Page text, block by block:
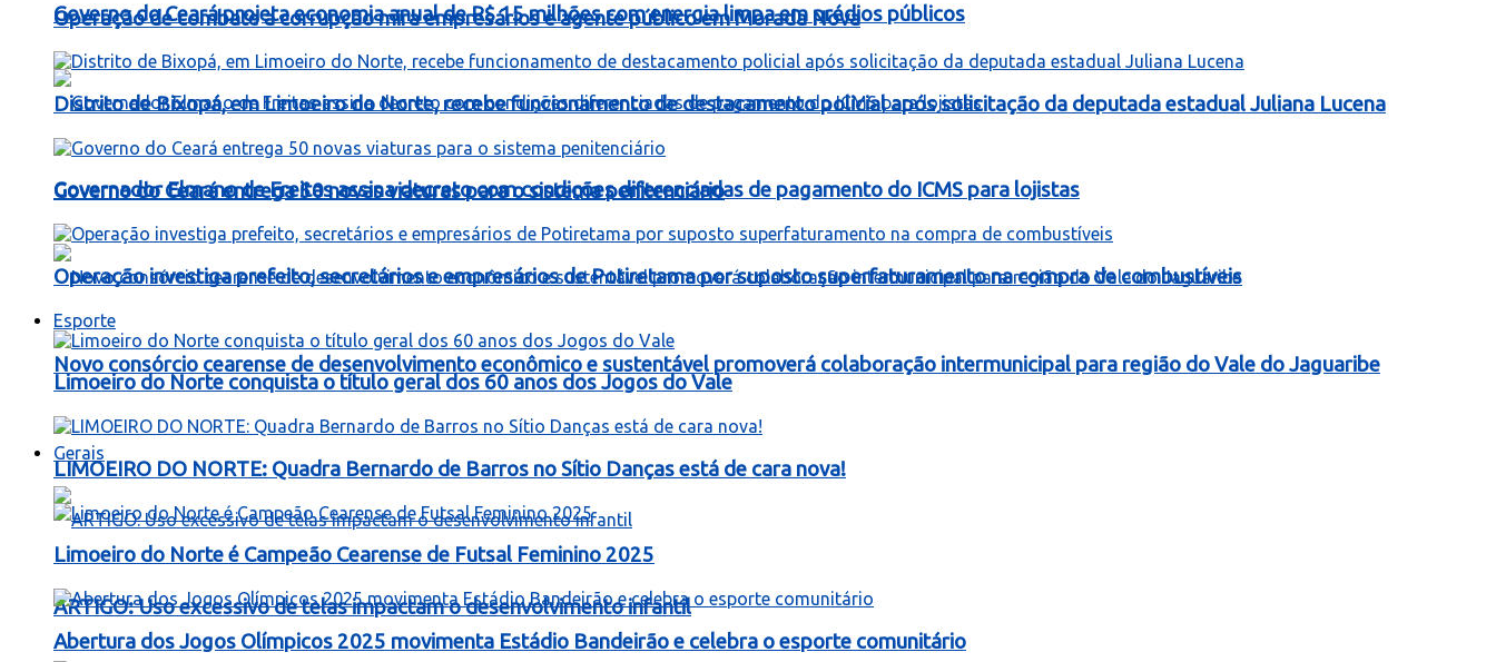
Governo do Ceará projeta economia anual de R$ 15 milhões com energia limpa em prédios públicos
Governador Elmano de Freitas assina decreto com condições diferenciadas de pagamento do ICMS para lojistas
Novo consórcio cearense de desenvolvimento econômico e sustentável promoverá colaboração intermunicipal para região do Vale do Jaguaribe
Gerais
ARTIGO: Uso excessivo de telas impactam o desenvolvimento infantil
Operação de combate a corrupção mira empresários e agente público em Morada Nova
Distrito de Bixopá, em Limoeiro do Norte, recebe funcionamento de destacamento policial após solicitação da deputada estadual Juliana Lucena
Governo do Ceará entrega 50 novas viaturas para o sistema penitenciário
Operação investiga prefeito, secretários e empresários de Potiretama por suposto superfaturamento na compra de combustíveis
Esporte
Limoeiro do Norte conquista o título geral dos 60 anos dos Jogos do Vale
LIMOEIRO DO NORTE: Quadra Bernardo de Barros no Sítio Danças está de cara nova!
Limoeiro do Norte é Campeão Cearense de Futsal Feminino 2025
Abertura dos Jogos Olímpicos 2025 movimenta Estádio Bandeirão e celebra o esporte comunitário